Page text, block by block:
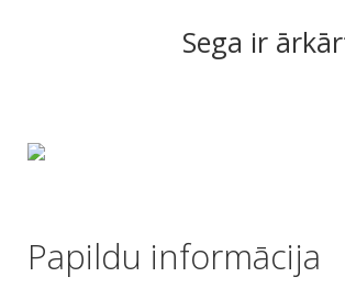
Sega ir
Papildu informācija